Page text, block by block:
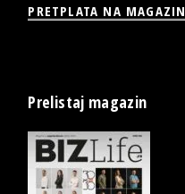
PRETPLATA NA MAGAZIN
Prelistaj magazin